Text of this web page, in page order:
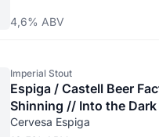
4,6% ABV
Imperial Stout
Espiga / Castell Beer Factory Moka
Shinning // Into the Dark
Cervesa Espiga